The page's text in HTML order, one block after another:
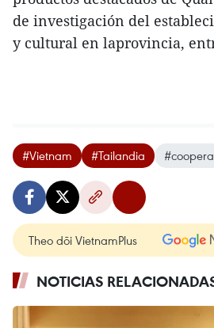
de investigación del
y cultural en laprovincia,
#Vietnam #Tailandia
Theo dõi VietnamPlus
NOTICIAS